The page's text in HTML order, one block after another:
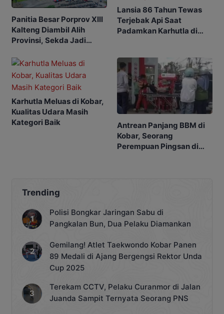
Panitia Besar Porprov Xlll
Kalteng Diambil Alih
Provinsi, Sekda Jadi
Lansia 86 Tahun Tewas
Terjebak Api Saat
Padamkan Karhutla di
Karhutla Meluas di Kobar,
Kualitas Udara Masih
Kategori Baik
Antrean Panjang BBM di
Kobar, Seorang
Perempuan Pingsan di
Trending
Polisi Bongkar Jaringan Sabu di
Pangkalan Bun, Dua Pelaku Diamankan
Gemilang! Atlet Taekwondo Kobar Panen
89 Medali di Ajang Bergengsi Rektor Unda
Cup 2025
Terekam CCTV, Pelaku Curanmor di Jalan
Juanda Sampit Ternyata Seorang PNS